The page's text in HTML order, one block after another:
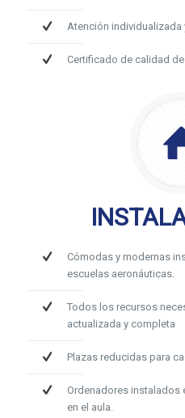
Atención individualizada
Certificado de calidad de
Cómodas y modernas
escuelas aeronáuticas.
Todos los recursos
actualizada y completa
Plazas reducidas para
Ordenadores instalados
en el aula.